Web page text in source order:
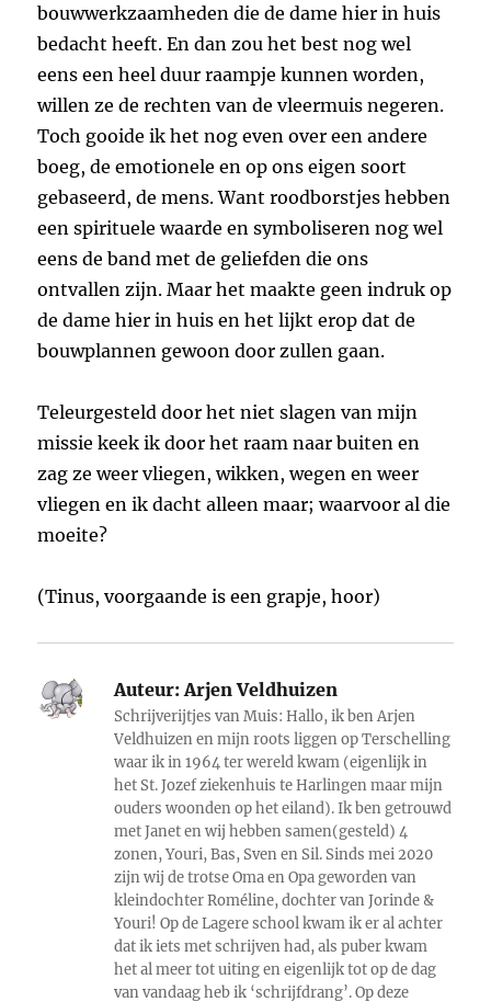
bouwwerkzaamheden die de dame hier in huis
bedacht heeft. En dan zou het best nog wel
eens een heel duur raampje kunnen worden,
willen ze de rechten van de vleermuis negeren.
Toch gooide ik het nog even over een andere
boeg, de emotionele en op ons eigen soort
gebaseerd, de mens. Want roodborstjes hebben
een spirituele waarde en symboliseren nog wel
eens de band met de geliefden die ons
ontvallen zijn. Maar het maakte geen indruk op
de dame hier in huis en het lijkt erop dat de
bouwplannen gewoon door zullen gaan.
Teleurgesteld door het niet slagen van mijn
missie keek ik door het raam naar buiten en
zag ze weer vliegen, wikken, wegen en weer
vliegen en ik dacht alleen maar; waarvoor al die
moeite?
(Tinus, voorgaande is een grapje, hoor)
Auteur:Arjen Veldhuizen
Schrijverijtjes van Muis: Hallo, ik ben Arjen
Veldhuizen en mijn roots liggen op Terschelling
waar ik in 1964 ter wereld kwam (eigenlijk in
het St. Jozef ziekenhuis te Harlingen maar mijn
ouders woonden op het eiland). Ik ben getrouwd
met Janet en wij hebben samen(gesteld) 4
zonen, Youri, Bas, Sven en Sil. Sinds mei 2020
zijn wij de trotse Oma en Opa geworden van
kleindochter Roméline, dochter van Jorinde &
Youri! Op de Lagere school kwam ik er al achter
dat ik iets met schrijven had, als puber kwam
het al meer tot uiting en eigenlijk tot op de dag
van vandaag heb ik ‘schrijfdrang’. Op deze